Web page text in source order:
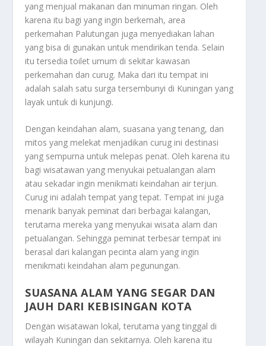
yang menjual makanan dan minuman ringan. Oleh
karena itu bagi yang ingin berkemah, area
perkemahan Palutungan juga menyediakan lahan
yang bisa di gunakan untuk mendirikan tenda. Selain
itu tersedia toilet umum di sekitar kawasan
perkemahan dan curug. Maka dari itu tempat ini
adalah salah satu surga tersembunyi di Kuningan yang
layak untuk di kunjungi.
Dengan keindahan alam, suasana yang tenang, dan
mitos yang melekat menjadikan curug ini destinasi
yang sempurna untuk melepas penat. Oleh karena itu
bagi wisatawan yang menyukai petualangan alam
atau sekadar ingin menikmati keindahan air terjun.
Curug ini adalah tempat yang tepat. Tempat ini juga
menarik banyak peminat dari berbagai kalangan,
terutama mereka yang menyukai wisata alam dan
petualangan. Sehingga peminat terbesar tempat ini
berasal dari kalangan pecinta alam yang ingin
menikmati keindahan alam pegunungan.
SUASANA ALAM YANG SEGAR DAN
JAUH DARI KEBISINGAN KOTA
Dengan wisatawan lokal, terutama yang tinggal di
wilayah Kuningan dan sekitarnya. Oleh karena itu